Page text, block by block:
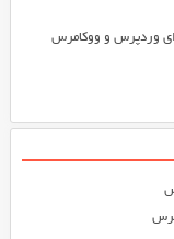
وردپرس و ووکامرس